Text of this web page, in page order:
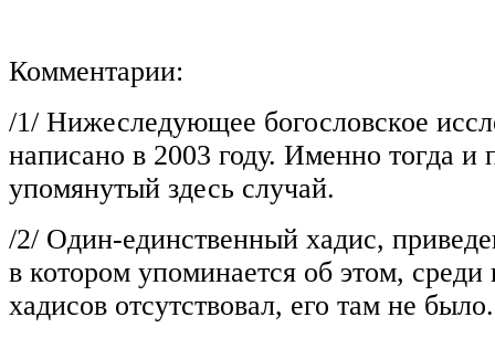
Комментарии:
/1/ Нижеследующее богословское
написано в 2003 году. Именно тогда и
упомянутый здесь случай.
/2/ Один-единственный хадис,
в котором упоминается об этом,
хадисов отсутствовал, его там не было.